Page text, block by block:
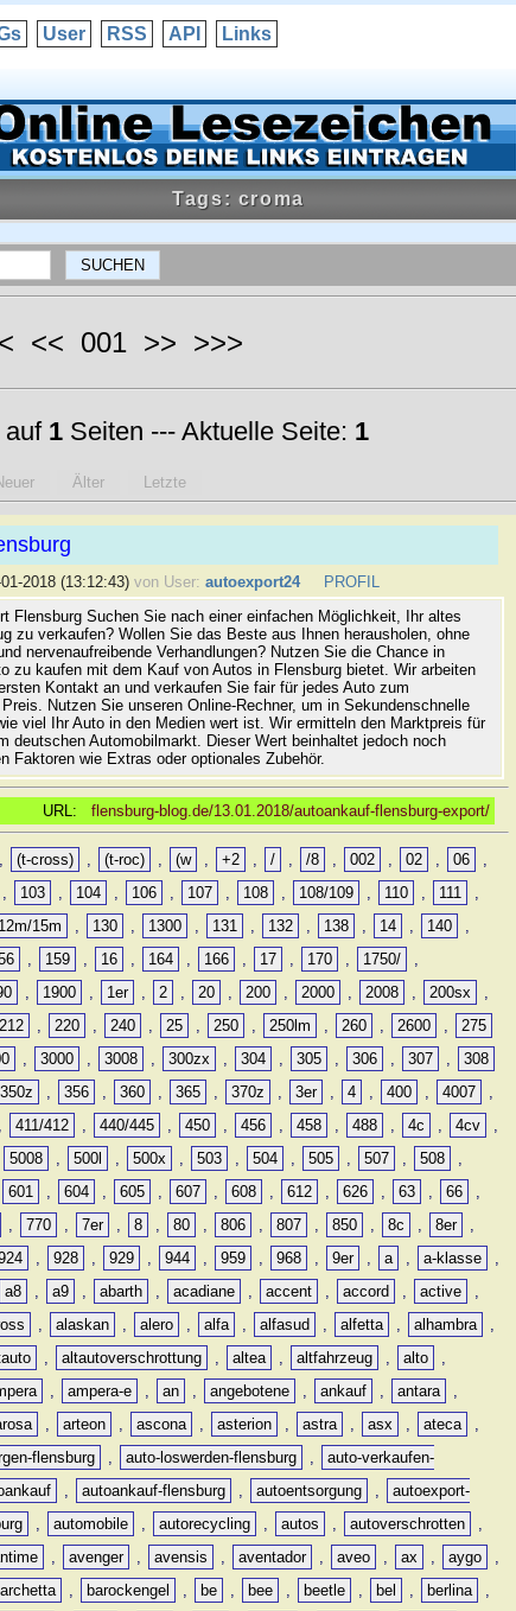
User RSS API Links
Tags: croma
<< 001 >> >>>
1Seiten --- Aktuelle Seite: 1
Älter Letzte
2018 (13:12:43) von User: autoexport24
PROFIL
Flensburg Suchen Sie nach einer einfachen Möglichkeit, Ihr altes
zu verkaufen? Wollen Sie das Beste aus Ihnen herausholen, ohne
nervenaufreibende Verhandlungen? Nutzen Sie die Chance in
zu kaufen mit dem Kauf von Autos in Flensburg bietet. Wir arbeiten
Kontakt an und verkaufen Sie fair für jedes Auto zum
Nutzen Sie unseren Online-Rechner, um in Sekundenschnelle
viel Ihr Auto in den Medien wert ist. Wir ermitteln den Marktpreis für
deutschen Automobilmarkt. Dieser Wert beinhaltet jedoch noch
Faktoren wie Extras oder optionales Zubehör.
URL: flensburg-blog.de/13.01.2018/autoankauf-flensburg-export/
, (t-cross) , (t-roc) , (w , +2 , / , /8 , 002 , 02 , 06
,
, 103 , 104 , 106 , 107 , 108 , 108/109 , 110 , 111
,
12m/15m , 130 , 1300 , 131 , 132 , 138 , 14 , 140
,
, 159 , 16 , 164 , 166 , 17 , 170 , 1750/
,
, 1900 , 1er , 2 , 20 , 200 , 2000 , 2008 , 200sx
,
212 , 220 , 240 , 25 , 250 , 250lm , 260 , 2600 ,
275
, 3000 , 3008 , 300zx , 304 , 305 , 306 , 307 ,
308
350z , 356 , 360 , 365 , 370z , 3er , 4 , 400 , 4007
,
, 411/412 , 440/445 , 450 , 456 , 458 , 488 , 4c , 4cv
,
5008 , 500l , 500x , 503 , 504 , 505 , 507 , 508
,
601 , 604 , 605 , 607 , 608 , 612 , 626 , 63 , 66
,
, 770 , 7er , 8 , 80 , 806 , 807 , 850 , 8c , 8er
,
, 928 , 929 , 944 , 959 , 968 , 9er , a , a-klasse
,
a8 , a9 , abarth , acadiane , accent , accord , active
,
, alaskan , alero , alfa , alfasud , alfetta , alhambra
,
, altautoverschrottung , altea , altfahrzeug , alto
,
, ampera-e , an , angebotene , ankauf , antara
,
, arteon , ascona , asterion , astra , asx , ateca
,
flensburg , auto-loswerden-flensburg ,
auto-verkaufen-
, autoankauf-flensburg , autoentsorgung ,
autoexport-
, automobile , autorecycling , autos , autoverschrotten
,
, avenger , avensis , aventador , aveo , ax , aygo
,
, barockengel , be , bee , beetle , bel , berlina
,